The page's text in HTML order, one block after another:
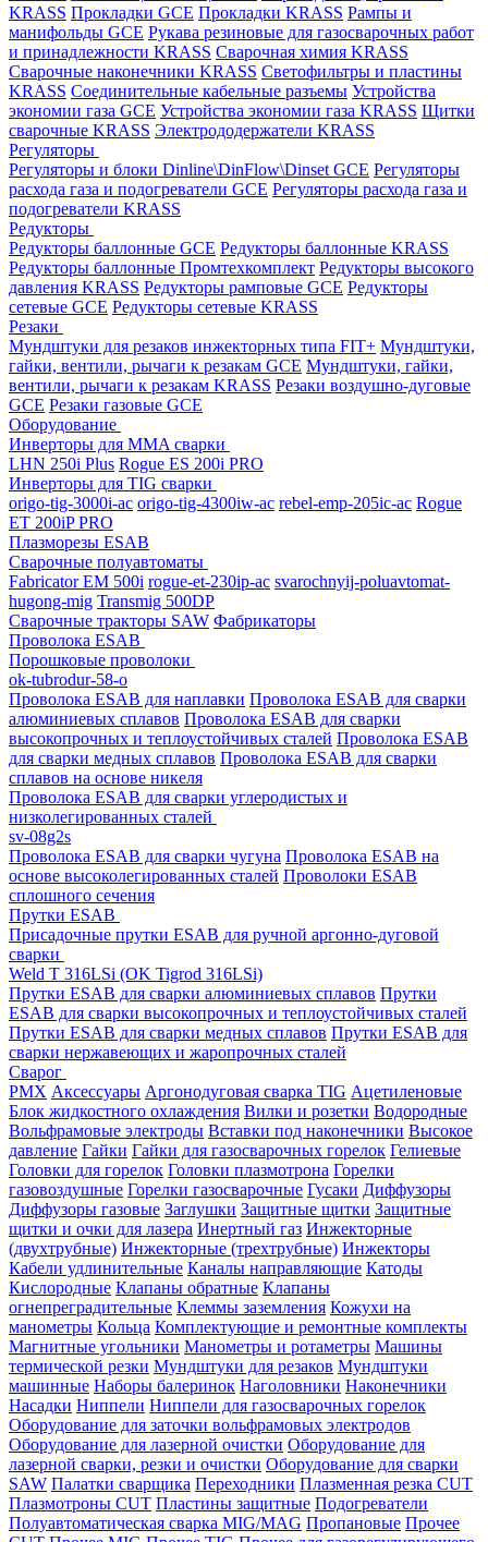
KRASS Прокладки GCE Прокладки KRASS Рампы и
манифольды GCE Рукава резиновые для газосварочных работ
и принадлежности KRASS Сварочная химия KRASS
Сварочные наконечники KRASS Светофильтры и пластины
KRASS Соединительные кабельные разъемы Устройства
экономии газа GCE Устройства экономии газа KRASS Щитки
сварочные KRASS Электрододержатели KRASS
Регуляторы
Регуляторы и блоки Dinline\DinFlow\Dinset GCE Регуляторы
расхода газа и подогреватели GCE Регуляторы расхода газа и
подогреватели KRASS
Редукторы
Редукторы баллонные GCE Редукторы баллонные KRASS
Редукторы баллонные Промтехкомплект Редукторы высокого
давления KRASS Редукторы рамповые GCE Редукторы
сетевые GCE Редукторы сетевые KRASS
Резаки
Мундштуки для резаков инжекторных типа FIT+ Мундштуки,
гайки, вентили, рычаги к резакам GCE Мундштуки, гайки,
вентили, рычаги к резакам KRASS Резаки воздушно-дуговые
GCE Резаки газовые GCE
Оборудование
Инверторы для MMA сварки
LHN 250i Plus Rogue ES 200i PRO
Инверторы для TIG сварки
origo-tig-3000i-ac origo-tig-4300iw-ac rebel-emp-205ic-ac Rogue
ET 200iP PRO
Плазморезы ESAB
Сварочные полуавтоматы
Fabricator EM 500i rogue-et-230ip-ac svarochnyij-poluavtomat-
hugong-mig Transmig 500DP
Сварочные тракторы SAW Фабрикаторы
Проволока ESAB
Порошковые проволоки
ok-tubrodur-58-o
Проволока ESAB для наплавки Проволока ESAB для сварки
алюминиевых сплавов Проволока ESAB для сварки
высокопрочных и теплоустойчивых сталей Проволока ESAB
для сварки медных сплавов Проволока ESAB для сварки
сплавов на основе никеля
Проволока ESAB для сварки углеродистых и
низколегированных сталей
sv-08g2s
Проволока ESAB для сварки чугуна Проволока ESAB на
основе высоколегированных сталей Проволоки ESAB
сплошного сечения
Прутки ESAB
Присадочные прутки ESAB для ручной аргонно-дуговой
сварки
Weld T 316LSi (OK Tigrod 316LSi)
Прутки ESAB для сварки алюминиевых сплавов Прутки
ESAB для сварки высокопрочных и теплоустойчивых сталей
Прутки ESAB для сварки медных сплавов Прутки ESAB для
сварки нержавеющих и жаропрочных сталей
Сварог
PMX Аксессуары Аргонодуговая сварка TIG Ацетиленовые
Блок жидкостного охлаждения Вилки и розетки Водородные
Вольфрамовые электроды Вставки под наконечники Высокое
давление Гайки Гайки для газосварочных горелок Гелиевые
Головки для горелок Головки плазмотрона Горелки
газовоздушные Горелки газосварочные Гусаки Диффузоры
Диффузоры газовые Заглушки Защитные щитки Защитные
щитки и очки для лазера Инертный газ Инжекторные
(двухтрубные) Инжекторные (трехтрубные) Инжекторы
Кабели удлинительные Каналы направляющие Катоды
Кислородные Клапаны обратные Клапаны
огнепреградительные Клеммы заземления Кожухи на
манометры Кольца Комплектующие и ремонтные комплекты
Магнитные угольники Манометры и ротаметры Машины
термической резки Мундштуки для резаков Мундштуки
машинные Наборы балеринок Наголовники Наконечники
Насадки Ниппели Ниппели для газосварочных горелок
Оборудование для заточки вольфрамовых электродов
Оборудование для лазерной очистки Оборудование для
лазерной сварки, резки и очистки Оборудование для сварки
SAW Палатки сварщика Переходники Плазменная резка CUT
Плазмотроны CUT Пластины защитные Подогреватели
Полуавтоматическая сварка MIG/MAG Пропановые Прочее